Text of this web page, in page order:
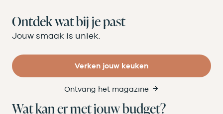
Ontdek wat bij je past
Jouw smaak is uniek.
Verken jouw keuken
Ontvang het magazine
Wat kan er met jouw budget?